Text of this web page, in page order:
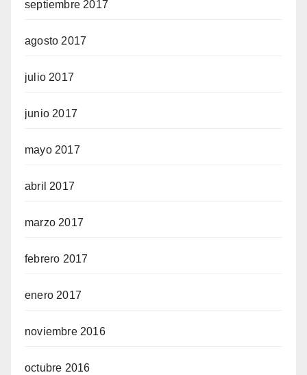
septiembre 2017
agosto 2017
julio 2017
junio 2017
mayo 2017
abril 2017
marzo 2017
febrero 2017
enero 2017
noviembre 2016
octubre 2016